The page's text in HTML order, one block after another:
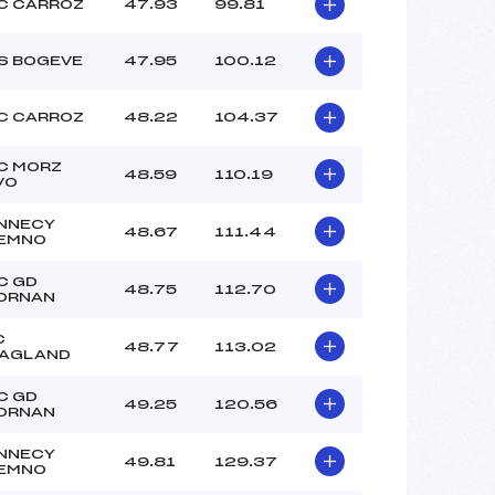
3°C
:
3°C
CARROZ 47.93 99.81
BOGEVE 47.95 100.12
CARROZ 48.22 104.37
MORZ
48.59 110.19
48.67 111.44
GD
48.75 112.70
48.77 113.02
GD
49.25 120.56
49.81 129.37